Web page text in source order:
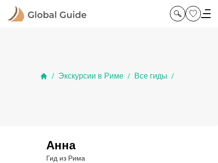
/ Экскурсии в Риме / Все гиды /
Анна
Гид из Рима